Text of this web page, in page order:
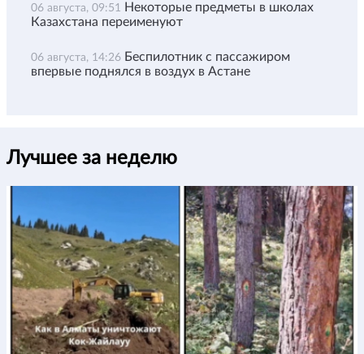
06 августа, 09:51 Некоторые предметы в школах
Казахстана переименуют
06 августа, 14:26 Беспилотник с пассажиром
впервые поднялся в воздух в Астане
Лучшее за неделю